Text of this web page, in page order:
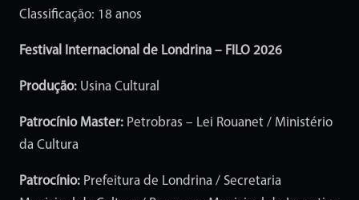
Classificação: 18 anos
Festival Internacional de Londrina – FILO 2026
Produção: Usina Cultural
Patrocínio Master: Petrobras – Lei Rouanet / Ministério
da Cultura
Patrocínio: Prefeitura de Londrina / Secretaria